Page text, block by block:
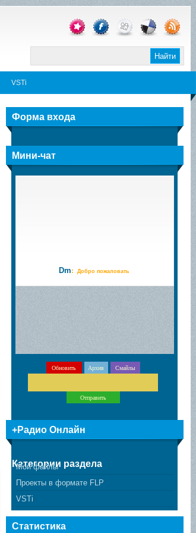
VSTi
Форма входа
Мини-чат
+Радио Онлайн
Категории раздела
Мои файлы
Проекты в формате FLP
VSTi
Статистика